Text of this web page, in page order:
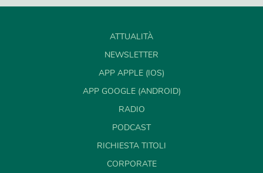
ATTUALITÀ
NEWSLETTER
APP APPLE (IOS)
APP GOOGLE (ANDROID)
RADIO
PODCAST
RICHIESTA TITOLI
CORPORATE